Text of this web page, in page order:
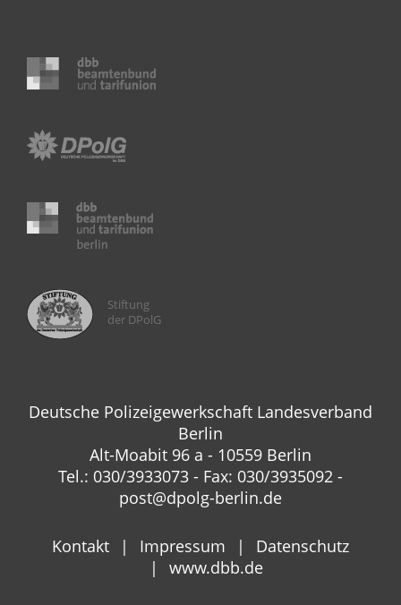
Stiftung
der DPolG
Deutsche Polizeigewerkschaft Landesverband
Berlin
Alt-Moabit 96 a - 10559 Berlin
Tel.: 030/3933073 - Fax: 030/3935092 -
post@dpolg-berlin.de
Kontakt Impressum
Datenschutz
www.dbb.de